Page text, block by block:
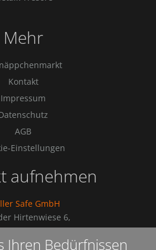
Mehr
Kontakt
Impressum
AGB
Einstellungen
aufnehmen
Safe GmbH
Hirtenwiese 6,
Ihren Bedürfnissen